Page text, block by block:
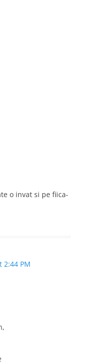
o invat si pe fiica-
2:44 PM